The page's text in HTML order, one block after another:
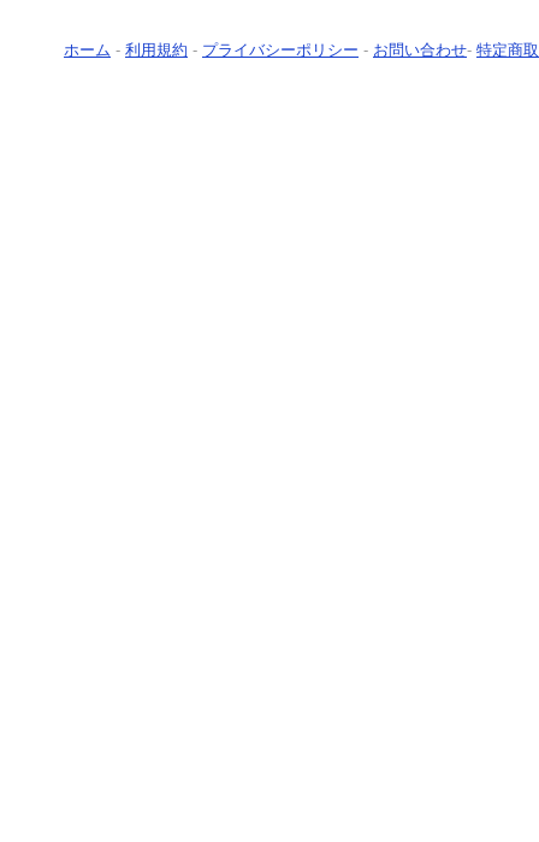
ホーム - 利用規約 - プライバシーポリシー - お問い合わせ- 特定商